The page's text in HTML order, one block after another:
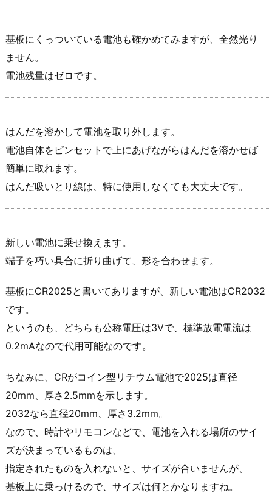
基板にくっついている電池も確かめてみますが、全然光り
ません。
電池残量はゼロです。
はんだを溶かして電池を取り外します。
電池自体をピンセットで上にあげながらはんだを溶かせば
簡単に取れます。
はんだ吸いとり線は、特に使用しなくても大丈夫です。
新しい電池に乗せ換えます。
端子を巧い具合に折り曲げて、形を合わせます。
基板にCR2025と書いてありますが、新しい電池はCR2032
です。
というのも、どちらも公称電圧は3Vで、標準放電電流は
0.2mAなので代用可能なのです。
ちなみに、CRがコイン型リチウム電池で2025は直径
20mm、厚さ2.5mmを示します。
2032なら直径20mm、厚さ3.2mm。
なので、時計やリモコンなどで、電池を入れる場所のサイ
ズが決まっているものは、
指定されたものを入れないと、サイズが合いませんが、
基板上に乗っけるので、サイズは何とかなりますね。